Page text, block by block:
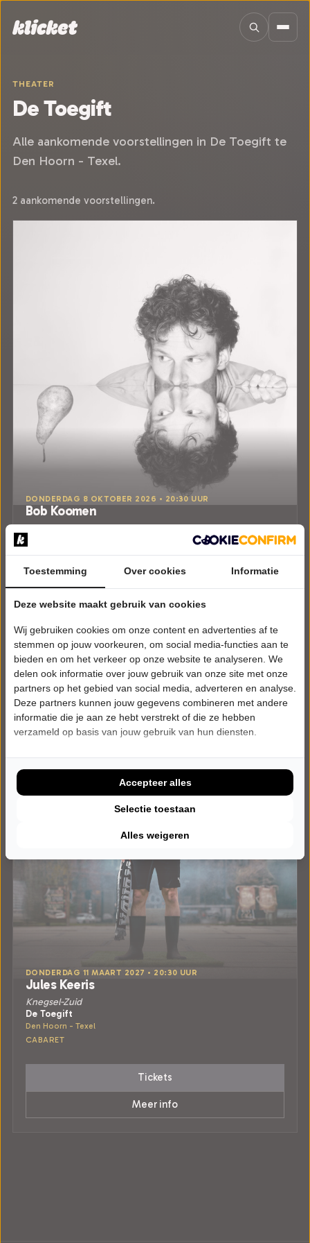
THEATER
De Toegift
Alle aankomende voorstellingen in De Toegift te
Den Hoorn - Texel.
2 aankomende voorstellingen.
DONDERDAG 8 OKTOBER 2026 • 20:30 UUR
Bob Koomen
Peer
Try-out
Meer info
DONDERDAG 11 MAART 2027 • 20:30 UUR
Jules Keeris
Knegsel-Zuid
De Toegift
Den Hoorn - Texel
CABARET
Tickets
Meer info
Toestemming Over cookies Informatie
Deze website maakt gebruik van cookies
Wij gebruiken cookies om onze content en advertenties af te
stemmen op jouw voorkeuren, om social media-functies aan te
bieden en om het verkeer op onze website te analyseren. We
delen ook informatie over jouw gebruik van onze site met onze
partners op het gebied van social media, adverteren en analyse.
Deze partners kunnen jouw gegevens combineren met andere
informatie die je aan ze hebt verstrekt of die ze hebben
verzameld op basis van jouw gebruik van hun diensten.
Alles weigeren
Selectie toestaan
Accepteer alles